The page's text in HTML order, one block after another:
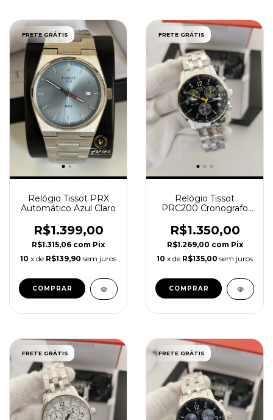
FRETE GRÁTIS
Relógio Tissot PRX
Automático Azul Claro
R$1.399,00
R$1.315,06 com Pix
10 x de R$139,90 sem juros
FRETE GRÁTIS
Relógio Tissot
PRC200 Cronografo
R$1.350,00
R$1.269,00 com Pix
10 x de R$135,00 sem juros
FRETE GRÁTIS FRETE GRÁTIS